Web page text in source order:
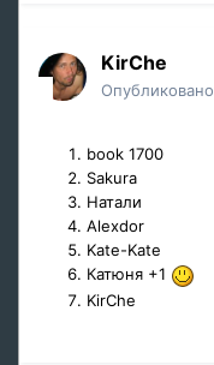
KirChe
Опубликовано
book 1700
Sakura
Натали
Alexdor
Kate-Kate
Катюня +1
KirChe